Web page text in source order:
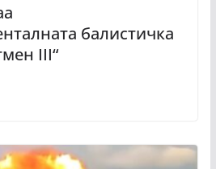
балистичка
III“